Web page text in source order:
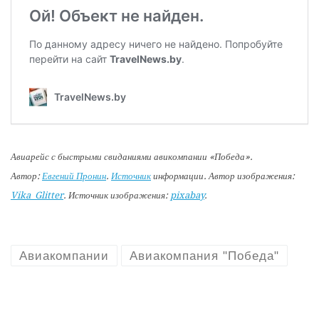
Авиарейс с быстрыми свиданиями авикомпании «Победа».
Автор:Евгений Пронин. Источник информации. Автор изображения:
Vika_Glitter. Источник изображения: pixabay.
Авиакомпании Авиакомпания "Победа"